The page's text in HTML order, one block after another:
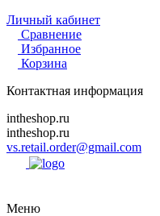
Личный кабинет
Сравнение
Избранное
Корзина
Контактная информация
intheshop.ru
intheshop.ru
vs.retail.order@gmail.com
Меню